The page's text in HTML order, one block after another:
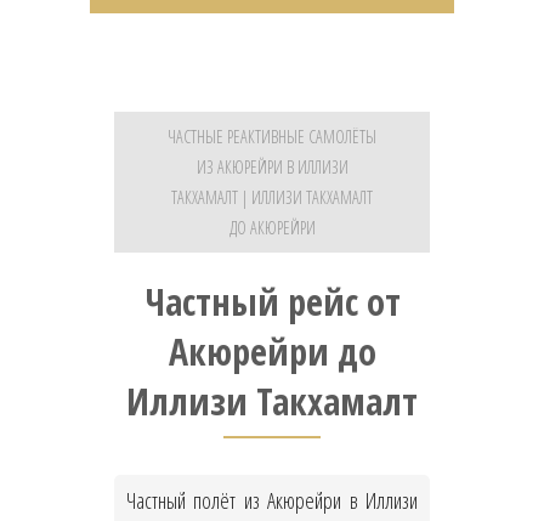
ЧАСТНЫЕ РЕАКТИВНЫЕ САМОЛЁТЫ
ИЗ АКЮРЕЙРИ В ИЛЛИЗИ
ТАКХАМАЛТ | ИЛЛИЗИ ТАКХАМАЛТ
ДО АКЮРЕЙРИ
Частный рейс от
Акюрейри до
Иллизи Такхамалт
Частный полёт из Акюрейри в Иллизи